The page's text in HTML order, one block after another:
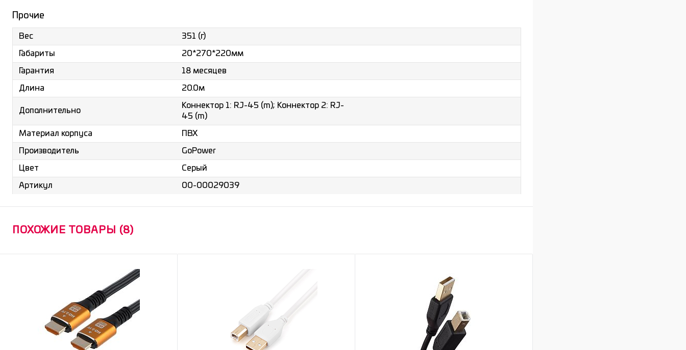
Прочие
Вес 351 (г)
Габариты 20*270*220мм
Гарантия 18 месяцев
Длина 20.0м
Дополнительно
Коннектор 1: RJ-45 (m); Коннектор 2: RJ-
45 (m)
Материал корпуса ПВХ
Производитель GoPower
Цвет Серый
Артикул 00-00029039
ПОХОЖИЕ ТОВАРЫ (8)